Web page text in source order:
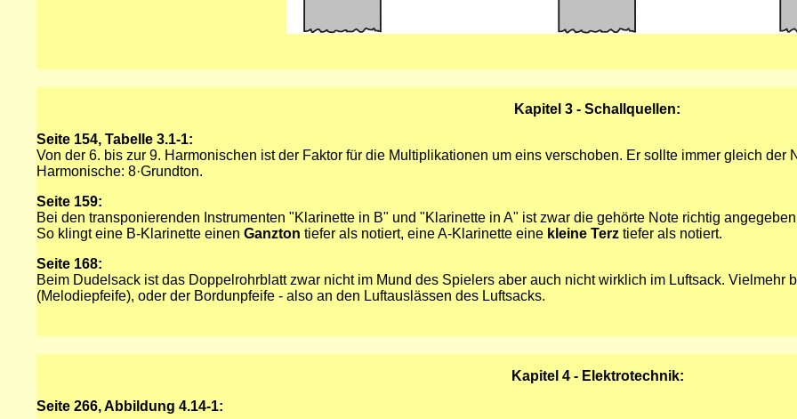
Kapitel 3 - Schallquellen:
Seite 154, Tabelle 3.1-1:
Von der 6. bis zur 9. Harmonischen ist der Faktor für die Multiplikationen um eins verschoben. Er sollte immer gleich der
Harmonische: 8·Grundton.
Seite 159:
Bei den transponierenden Instrumenten "Klarinette in B" und "Klarinette in A" ist zwar die gehörte Note richtig
So klingt eine B-Klarinette einenGanzton tiefer als notiert, eine A-Klarinette eine kleine Terz tiefer als notiert.
Seite 168:
Beim Dudelsack ist das Doppelrohrblatt zwar nicht im Mund des Spielers aber auch nicht wirklich im Luftsack. Vielmehr
(Melodiepfeife), oder der Bordunpfeife - also an den Luftauslässen des Luftsacks.
Kapitel 4 - Elektrotechnik:
Seite 266, Abbildung 4.14-1: